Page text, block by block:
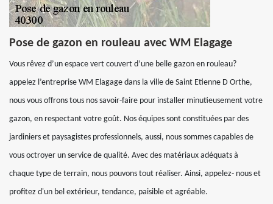
Pose de gazon en rouleau avec WM Elagage
Vous rêvez d’un espace vert couvert d’une belle gazon en rouleau?
appelez l’entreprise WM Elagage dans la ville de Saint Etienne D Orthe,
nous vous offrons tous nos savoir-faire pour installer minutieusement votre
gazon, en respectant votre goût. Nos équipes sont constituées par des
jardiniers et paysagistes professionnels, aussi, nous sommes capables de
vous octroyer un service de qualité. Avec des matériaux adéquats à
chaque type de terrain, nous pouvons tout réaliser. Ainsi, appelez- nous et
profitez d'un bel extérieur, tendance, paisible et agréable.